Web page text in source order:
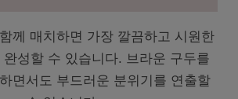
께 매치하면 가장 깔끔하고 시원한
성할 수 있습니다. 브라운 구두를
면서도 부드러운 분위기를 연출할